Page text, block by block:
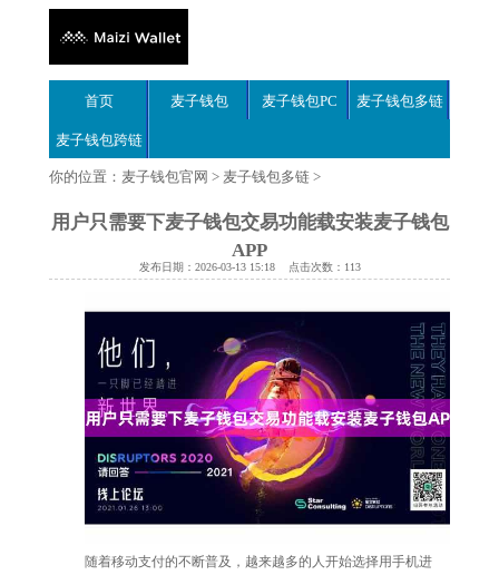
首页 麦子钱包 麦子钱包PC 麦子钱包多链
麦子钱包跨链
你的位置： 麦子钱包官网 > 麦子钱包多链 >
用户只需要下麦子钱包交易功能载安装麦子钱包
APP
发布日期：2026-03-13 15:18 点击次数：113
随着移动支付的不断普及，越来越多的人开始选择用手机进